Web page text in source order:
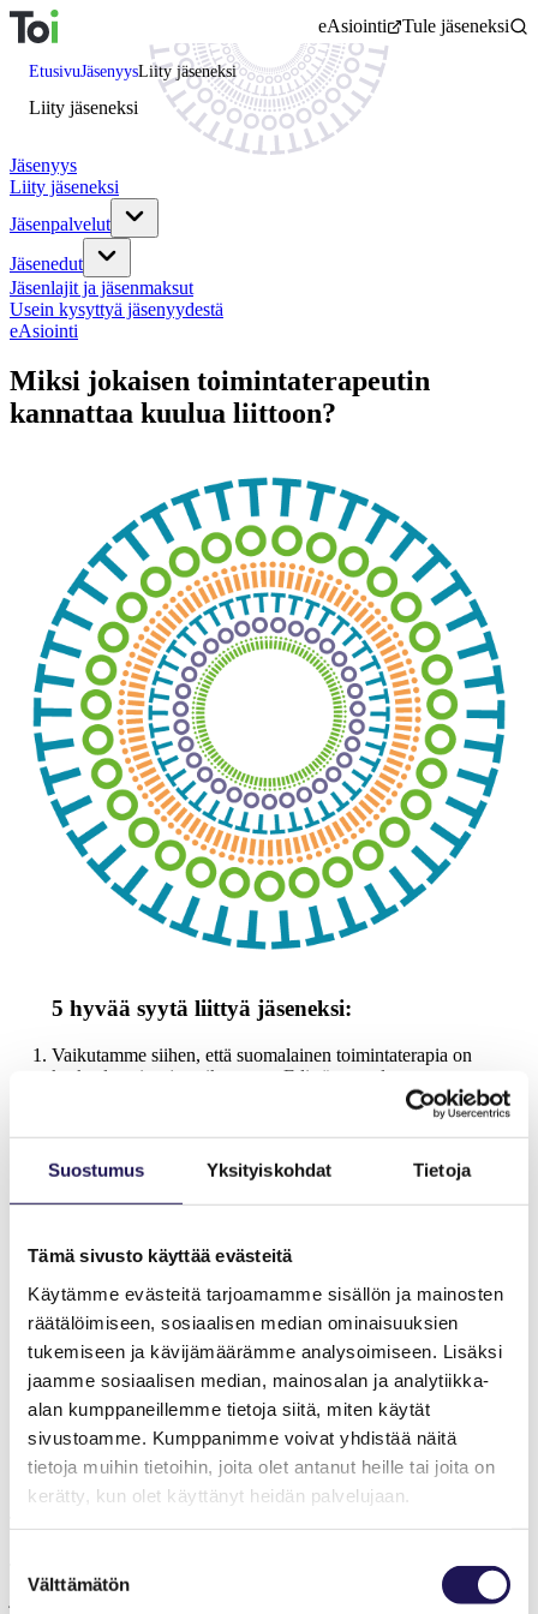
Suostumus Yksityiskohdat Tietoja
Tämä sivusto käyttää evästeitä
Käytämme evästeitä tarjoamamme sisällön ja mainosten
räätälöimiseen, sosiaalisen median ominaisuuksien
tukemiseen ja kävijämäärämme analysoimiseen. Lisäksi
jaamme sosiaalisen median, mainosalan ja analytiikka-
alan kumppaneillemme tietoja siitä, miten käytät
sivustoamme. Kumppanimme voivat yhdistää näitä
tietoja muihin tietoihin, joita olet antanut heille tai joita on
kerätty, kun olet käyttänyt heidän palvelujaan.
valinta
Välttämätön
Siirry
sisältöön
eAsiointi Tule jäseneksi
EtusivuJäsenyysLiity jäseneksi
Liity jäseneksi
Jäsenyys
Liity jäseneksi
Jäsenpalvelut
Jäsenedut
Jäsenlajit ja jäsenmaksut
Usein kysyttyä jäsenyydestä
eAsiointi
Miksi jokaisen toimintaterapeutin
kannattaa kuulua liittoon?
5 hyvää syytä liittyä jäseneksi:
Vaikutamme siihen, että suomalainen toimintaterapia on
korkealaatuista ja vaikuttavaa. Edistämme alan
tutkimusta ja laadukasta koulutusta omalla SJOT-
tiedejulkaisulla ja tekemällä yhteistyötä toimintaterapian
opintoja tarjoavien korkeakoulujen kanssa.
Kuulumalla Toimintaterapeuttiliittoon olet osa Suomen
suurinta toimintaterapeuttien yhteisöä.
Saat meiltä ammattisi harjoittamiseen tärkeät vakuutukset
Edistämme toimintaterapian asemaa
yhteiskunnassa ja vahvistamme alan tunnettuutta –
jäsenenä olet tukemassa tätä työtä.
Edustamme jäseniämme työ­markkina­edun­valvontaan
liittyvissä asioissa ja tarjoamme jäsenillemme ohjausta ja
neuvontaa ammattiin ja työhön liittyvissä asioissa. Sinun
ei tarvitse itse tuntea työehtosopimuksen ja
työlainsäädännön kiemuroita, me autamme ja edustamme
sinua ristiriitatilanteissa.
joukkoomme!